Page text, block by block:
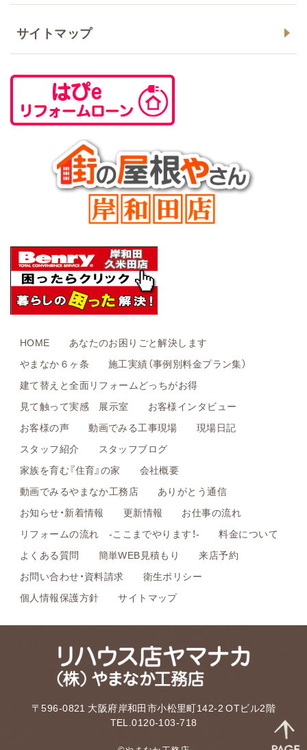
サイトマップ
HOME
あなたのお困りごと解決します
やまなか６ヶ条
施工実績（事例別料金プラン集）
建て替えと全面リフォームどっちがお得
見て触って実感 展示室
お客様インタビュー
お客様の声
動画でみる工事現場
現場日記
スタッフ紹介
スタッフブログ
家族を育む『住育』の家
会社概要
動画でみるやまなか工務店
ありがとう通信
お知らせ・新着情報
更新情報
お仕事の流れ
リフォームの流れ -ここまでやります！-
料金について
よくある質問
簡単WEB見積もり
来店予約
お問い合わせ・資料請求
衛生ポリシー
個人情報保護方針
サイトマップ
〒596-0821 大阪府岸和田市小松里町142-2 OTビル2階
TEL.0120-103-718